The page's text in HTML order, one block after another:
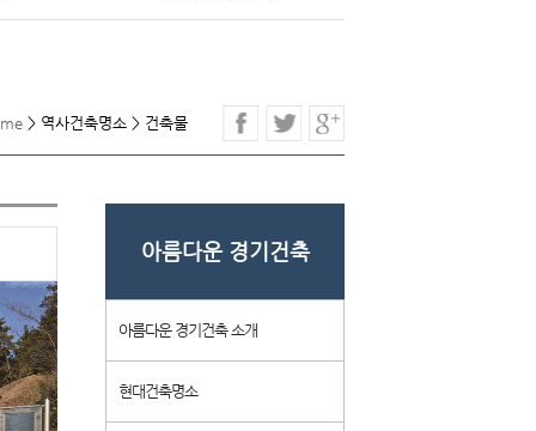
> 역사건축명소 > 건축물
아름다운 경기건축
아름다운 경기건축 소개
현대건축명소